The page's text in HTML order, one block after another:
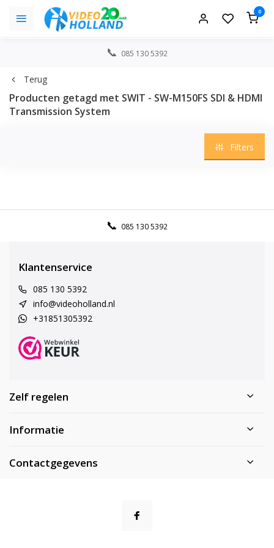
0
085 130 5392
Terug
Producten getagd met SWIT - SW-M150FS SDI & HDMI
Transmission System
Filters
085 130 5392
Klantenservice
085 130 5392
info@videoholland.nl
+31851305392
Zelf regelen
Informatie
Contactgegevens